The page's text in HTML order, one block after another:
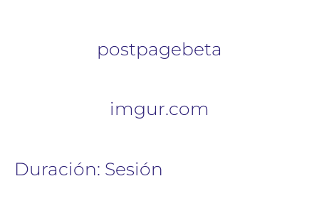
postpagebeta
imgur.com
Duración: Sesión